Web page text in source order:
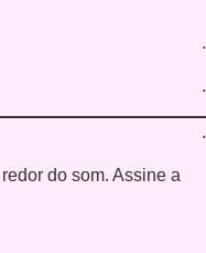
.
.
.
do som. Assine a